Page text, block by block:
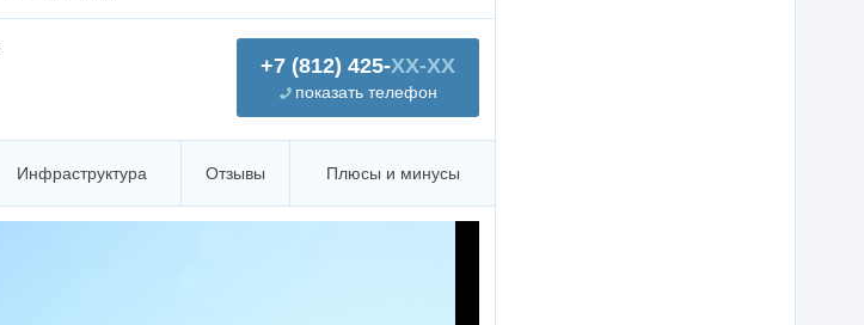
+7 (812) 425-XX-XX
показать телефон
Инфраструктура Отзывы Плюсы и минусы